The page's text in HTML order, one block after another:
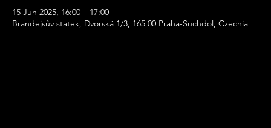
15 Jun 2025, 16:00 – 17:00
Brandejsův statek, Dvorská 1/3, 165 00 Praha-Suchdol, Czechia